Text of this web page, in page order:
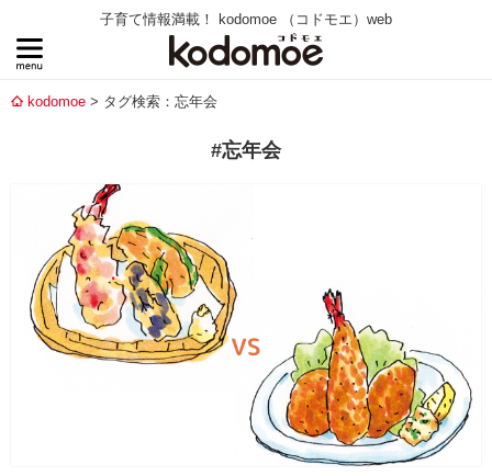
子育て情報満載！ kodomoe （コドモエ）web
kodomoe タグ検索：忘年会
#忘年会